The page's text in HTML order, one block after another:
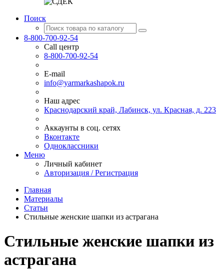
Поиск
8-800-700-92-54
Call центр
8-800-700-92-54
E-mail
info@yarmarkashapok.ru
Наш адрес
Краснодарский край, Лабинск, ул. Красная, д. 223
Аккаунты в соц. сетях
Вконтакте
Одноклассники
Меню
Личный кабинет
Авторизация / Регистрация
Главная
Материалы
Статьи
Стильные женские шапки из астрагана
Стильные женские шапки из
астрагана